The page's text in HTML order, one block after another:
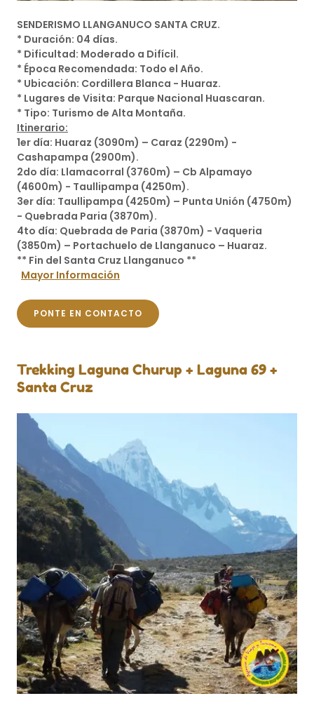
SENDERISMO LLANGANUCO SANTA CRUZ.
* Duración: 04 días.
* Dificultad: Moderado a Difícil.
* Época Recomendada: Todo el Año.
* Ubicación: Cordillera Blanca - Huaraz.
* Lugares de Visita: Parque Nacional Huascaran.
* Tipo: Turismo de Alta Montaña.
Itinerario:
1er día: Huaraz (3090m) – Caraz (2290m) -
Cashapampa (2900m).
2do día: Llamacorral (3760m) – Cb Alpamayo
(4600m) - Taullipampa (4250m).
3er día: Taullipampa (4250m) – Punta Unión (4750m)
- Quebrada Paria (3870m).
4to día: Quebrada de Paria (3870m) - Vaqueria
(3850m) – Portachuelo de Llanganuco – Huaraz.
** Fin del Santa Cruz Llanganuco **
Mayor Información
PONTE EN CONTACTO
Trekking Laguna Churup + Laguna 69 +
Santa Cruz